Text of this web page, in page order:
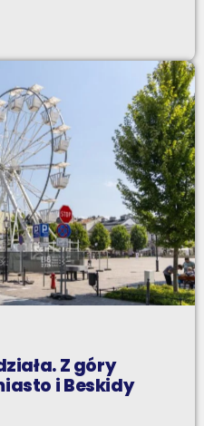
Z góry
i Beskidy